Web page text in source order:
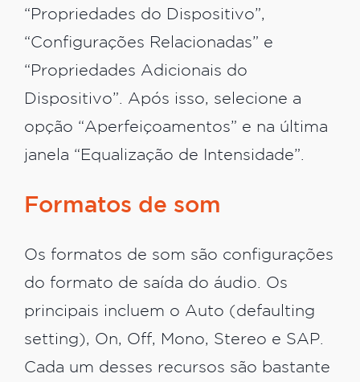
“Propriedades do Dispositivo”,
“Configurações Relacionadas” e
“Propriedades Adicionais do
Dispositivo”. Após isso, selecione a
opção “Aperfeiçoamentos” e na última
janela “Equalização de Intensidade”.
Formatos de som
Os formatos de som são configurações
do formato de saída do áudio. Os
principais incluem o Auto (defaulting
setting), On, Off, Mono, Stereo e SAP.
Cada um desses recursos são bastante